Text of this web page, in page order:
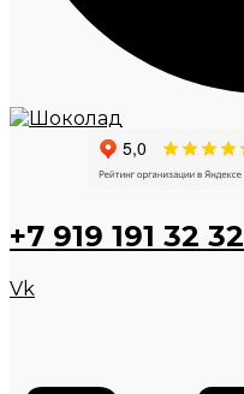
+7 919 191 32 32
Vk